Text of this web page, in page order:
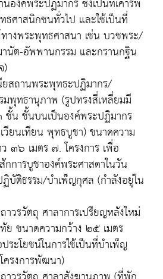
นองค์พระปฏิมากร ซึ่งเป็นที่เคารพ
ศาสนิกชนทั่วไป และใช้เป็นที่
างพระพุทธศาสนา เช่น บวชพระ/
นัต-อัพพานกรรม และกรานกฐิน
)
ยสถานพระพุทธะปฏิมากร/
พุทธานุภาพ (รูปทรงสี่เหลี่ยมมี
ชั้น ชั้นบนเป็นองค์พระปฏิมากร
วียนเทียน พุทธบูชา) ขนาดความ
๓๖ เมตร ๗. โครงการ เพื่อ
กการบูชาองค์พระศาสดาในวัน
บัติธรรม/บำเพ็ญกุศล (กำลังอยู่ใน
าวรวัตถุ ศาลาการเปรียญหลังใหม่
ขนาดความกว้าง ๒๕ เมตร
ะโยชน์ในการใช้เป็นที่บำเพ็ญ
ครงการพัฒนา)